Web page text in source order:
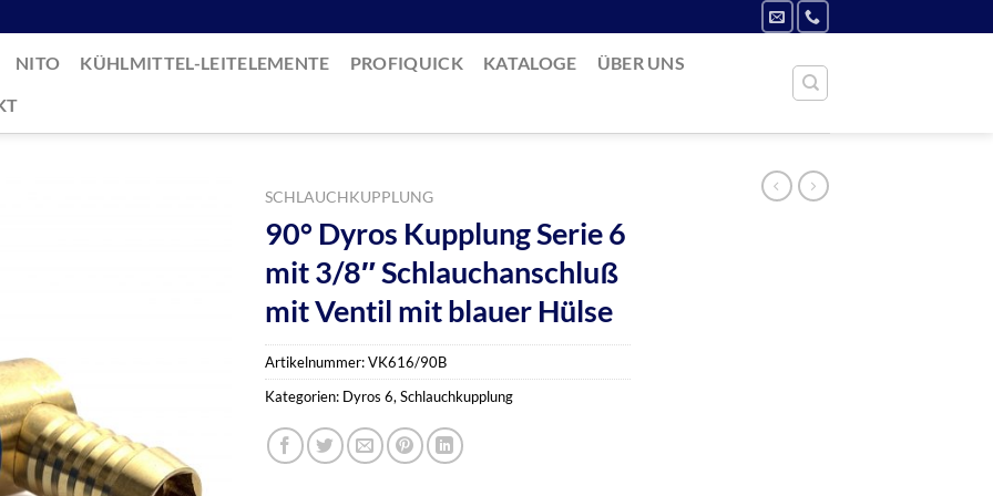
NITO KÜHLMITTEL-LEITELEMENTE PROFIQUICK KATALOGE
ÜBER UNS
SCHLAUCHKUPPLUNG
90° Dyros Kupplung Serie 6
mit 3/8″ Schlauchanschluß
mit Ventil mit blauer Hülse
Artikelnummer:VK616/90B
Kategorien: Dyros 6,Schlauchkupplung